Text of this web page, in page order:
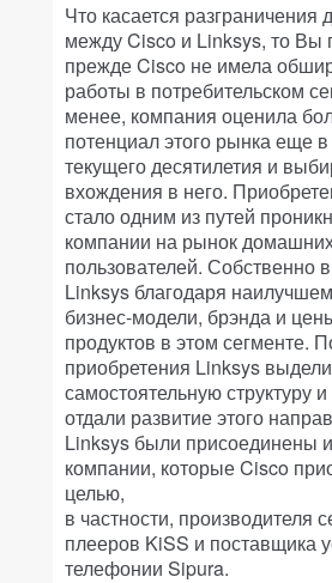
Что касается разграничения
между Cisco и Linksys, то
прежде Cisco не имела
работы в потребительском
менее, компания оценила
потенциал этого рынка еще
текущего десятилетия и
вхождения в него.
стало одним из путей
компании на рынок
пользователей. Собственно
Linksys благодаря
бизнес-модели, брэнда и
продуктов в этом сегменте.
приобретения Linksys
самостоятельную структуру
отдали развитие этого
Linksys были присоединены
компании, которые Cisco
целью,
в частности, производителя
плееров KiSS и поставщика
телефонии Sipura.